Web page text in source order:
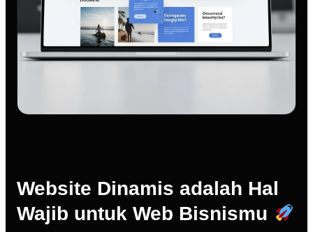
Website Dinamis adalah Hal
Wajib untuk Web Bisnismu